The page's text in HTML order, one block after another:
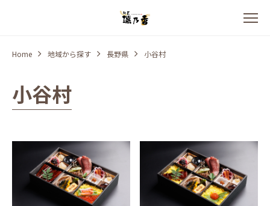
Home 地域から探す 長野県 小谷村
小谷村